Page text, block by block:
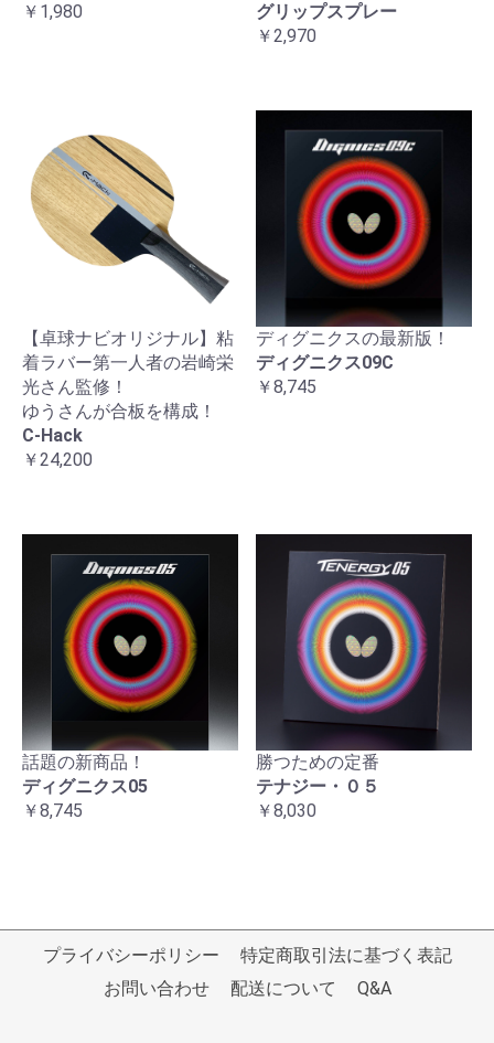
￥1,980
グリップスプレー
￥2,970
【卓球ナビオリジナル】粘
着ラバー第一人者の岩崎栄
光さん監修！
ゆうさんが合板を構成！
C-Hack
￥24,200
ディグニクスの最新版！
ディグニクス09C
￥8,745
話題の新商品！
ディグニクス05
￥8,745
勝つための定番
テナジー・０５
￥8,030
プライバシーポリシー
特定商取引法に基づく表記
お問い合わせ
配送について Q&A